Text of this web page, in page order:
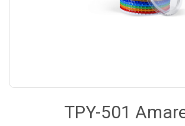
TPY-501